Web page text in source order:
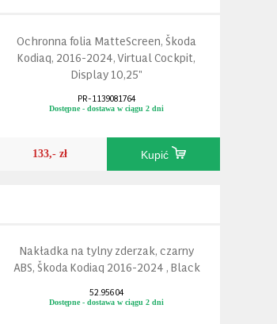
Ochronna folia MatteScreen, Škoda
Kodiaq, 2016-2024, Virtual Cockpit,
Display 10,25"
PR-1139081764
Dostępne - dostawa w ciągu 2 dni
133,- zł Kupić
Nakładka na tylny zderzak, czarny
ABS, Škoda Kodiaq 2016-2024 , Black
52.956 04
Dostępne - dostawa w ciągu 2 dni